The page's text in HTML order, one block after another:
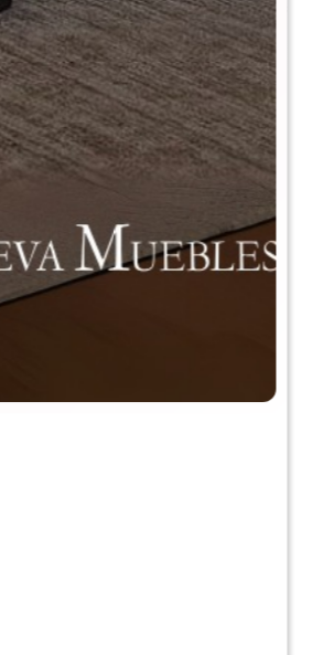
la otra ni lo nota. Perfecto para parejas
y sin interrupciones.
y soporte natural
microperforaciones que favorecen la
siempre fresco y seco. Su
de polvo, cuidando la salud de la
excepcional, manteniendo el cuerpo
una sensación de estabilidad y confort
más gruesos
reforzados con resortes pocket de
firmeza y estabilidad al sentarse o
Ideal para quienes usan frecuentemente el
A FIRME
con el soporte firme de los resortes,